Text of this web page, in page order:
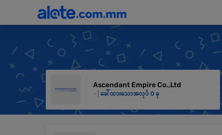
Ascendant Empire Co.,Ltd
- | ခေါ်ထားသောအလုပ် 0 ခု